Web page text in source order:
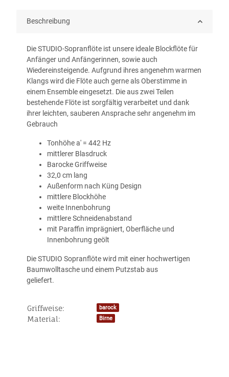
Beschreibung
Die STUDIO-Sopranflöte ist unsere ideale Blockflöte für
Anfänger und Anfängerinnen, sowie auch
Wiedereinsteigende. Aufgrund ihres angenehm warmen
Klangs wird die Flöte auch gerne als Oberstimme in
einem Ensemble eingesetzt. Die aus zwei Teilen
bestehende Flöte ist sorgfältig verarbeitet und dank
ihrer leichten, sauberen Ansprache sehr angenehm im
Gebrauch
Tonhöhe a' = 442 Hz
mittlerer Blasdruck
Barocke Griffweise
32,0 cm lang
Außenform nach Küng Design
mittlere Blockhöhe
weite Innenbohrung
mittlere Schneidenabstand
mit Paraffin imprägniert, Oberfläche und
Innenbohrung geölt
Die STUDIO Sopranflöte wird mit einer hochwertigen
Baumwolltasche und einem Putzstab aus
geliefert.
Produkteigenschaft
Wert
Griffweise: barock
Material: Birne